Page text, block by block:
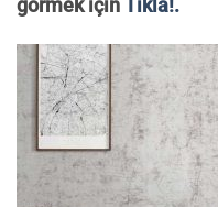
görmek içinTıkla!.